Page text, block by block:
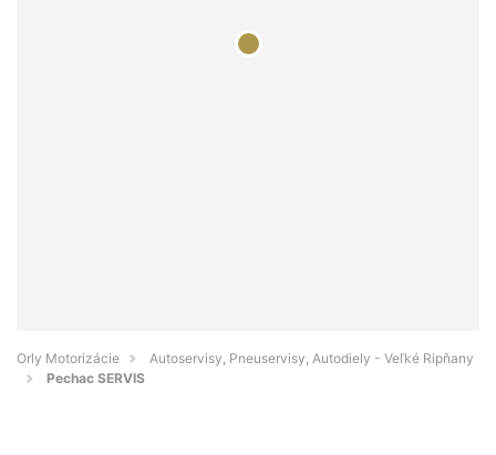
Orly Motorizácie
Autoservisy, Pneuservisy, Autodiely - Veľké Ripňany
Pechac SERVIS